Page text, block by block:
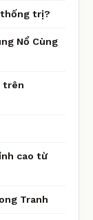
thống trị?
Nổ Cùng
trên
cao từ
Tranh